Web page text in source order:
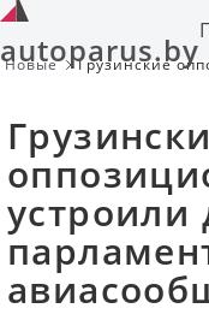
autoparus.by
Новые
Грузинские
Россией
устроили